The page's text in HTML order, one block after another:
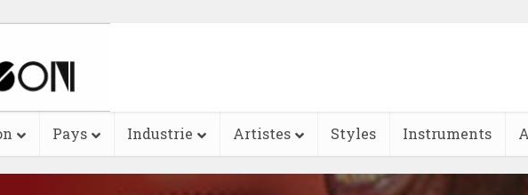
Pays Industrie Artistes Styles Instruments